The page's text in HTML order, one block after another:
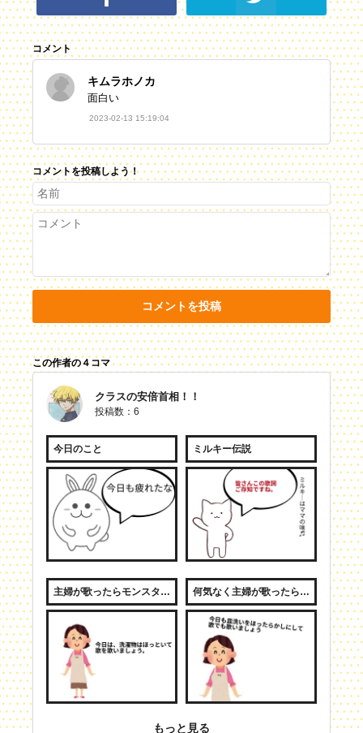
コメント
キムラホノカ
面白い
2023-02-13 15:19:04
コメントを投稿しよう！
コメントを投稿
この作者の４コマ
クラスの安倍首相！！
投稿数：6
今日のこと ミルキー伝説
主婦が歌ったらモンスターを退治しちゃった件 何気なく主婦が歌ったらボスも倒しっちゃった件
もっと見る